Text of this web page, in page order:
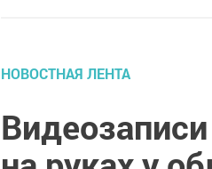
НОВОСТНАЯ ЛЕНТА